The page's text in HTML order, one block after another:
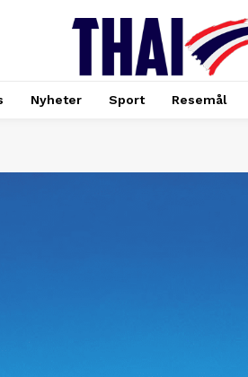
Nyheter Sport Resemål